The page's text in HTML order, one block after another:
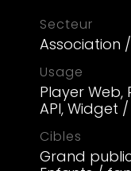
Secteur
Association /
Usage
Player Web,
API, Widget
Cibles
Grand